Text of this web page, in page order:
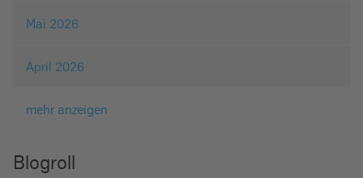
Mai 2026
April 2026
mehr anzeigen
Blogroll